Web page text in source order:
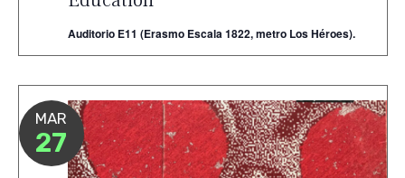
Auditorio E11 (Erasmo Escala 1822, metro Los Héroes).
MAR
27